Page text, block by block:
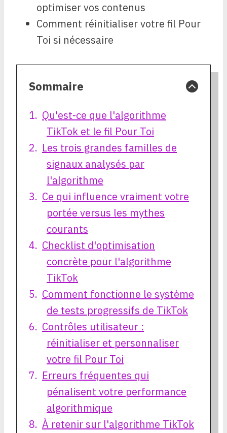
optimiser vos contenus
Comment réinitialiser votre fil Pour
Toi si nécessaire
Sommaire
Qu'est-ce que l'algorithme
TikTok et le fil Pour Toi
Les trois grandes familles de
signaux analysés par
l'algorithme
Ce qui influence vraiment votre
portée versus les mythes
courants
Checklist d'optimisation
concrète pour l'algorithme
TikTok
Comment fonctionne le système
de tests progressifs de TikTok
Contrôles utilisateur :
réinitialiser et personnaliser
votre fil Pour Toi
Erreurs fréquentes qui
pénalisent votre performance
algorithmique
À retenir sur l'algorithme TikTok